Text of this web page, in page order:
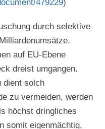
479229)
durch selektive
auf EU-Ebene
dreist umgangen.
dient solch
zu vermeiden, werden
höchst dringliches
somit eigenmächtig,